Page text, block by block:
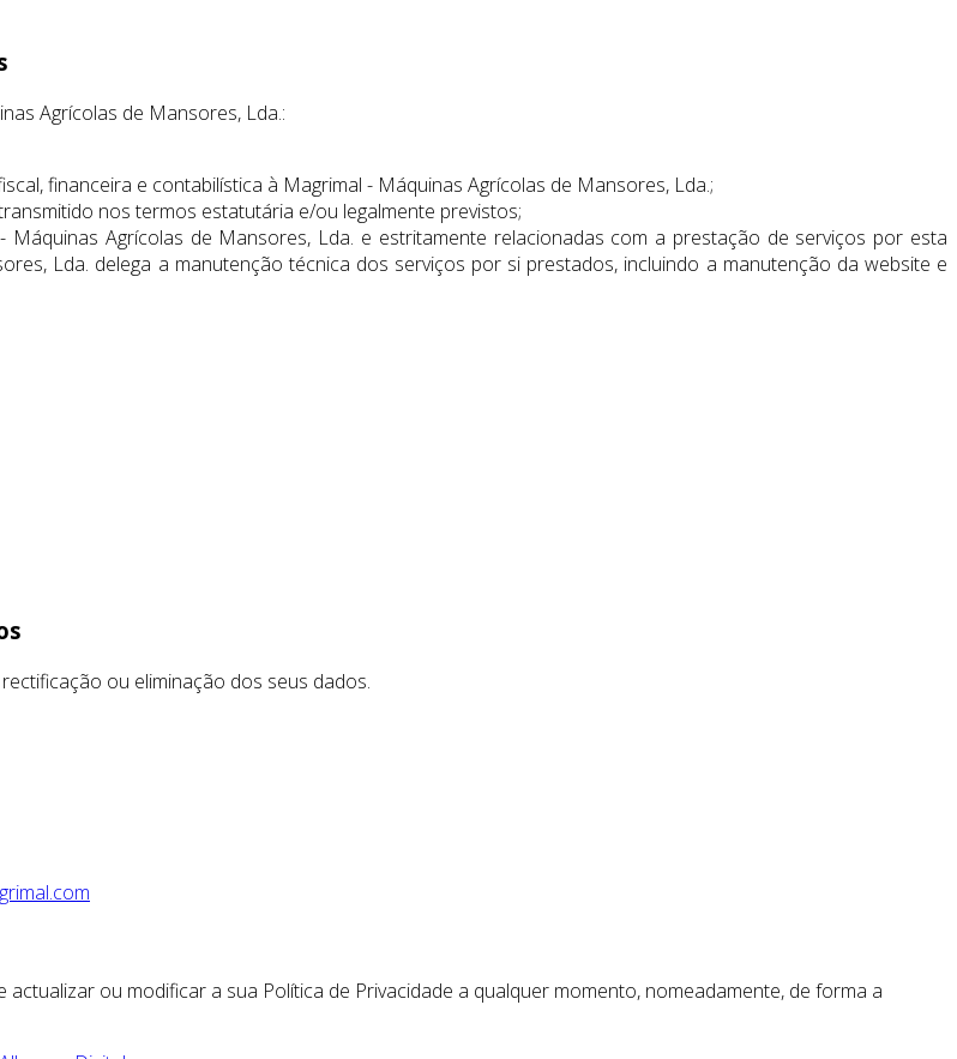
Agrícolas de Mansores, Lda.:
financeira e contabilística à Magrimal - Máquinas Agrícolas de Mansores, Lda.;
nos termos estatutária e/ou legalmente previstos;
Máquinas Agrícolas de Mansores, Lda. e estritamente relacionadas com a prestação de serviços por esta
Lda. delega a manutenção técnica dos serviços por si prestados, incluindo a manutenção da website e
ou eliminação dos seus dados.
ou modificar a sua Política de Privacidade a qualquer momento, nomeadamente, de forma a